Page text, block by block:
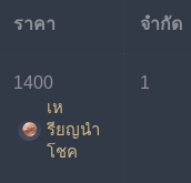
ราคา จำกัด
1400
เห
รียญนํา
โชค
1